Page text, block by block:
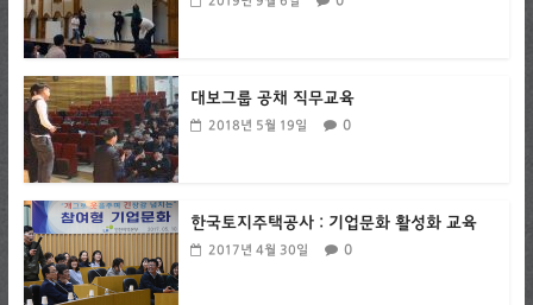
대보그룹 공채 직무교육
2018년 5월 19일 0
한국토지주택공사 : 기업문화 활성화 교육
2017년 4월 30일 0